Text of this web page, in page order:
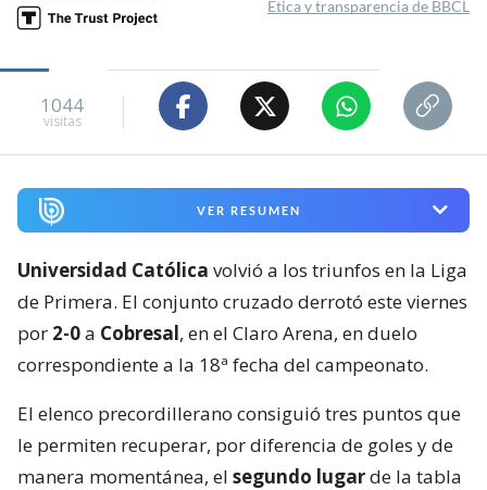
Ética y transparencia de BBCL
1044
visitas
VER RESUMEN
Universidad Católica volvió a los triunfos en la Liga
de Primera. El conjunto cruzado derrotó este viernes
por 2-0a Cobresal, en el Claro Arena, en duelo
correspondiente a la 18ª fecha del campeonato.
El elenco precordillerano consiguió tres puntos que
le permiten recuperar, por diferencia de goles y de
manera momentánea, el segundo lugarde la tabla